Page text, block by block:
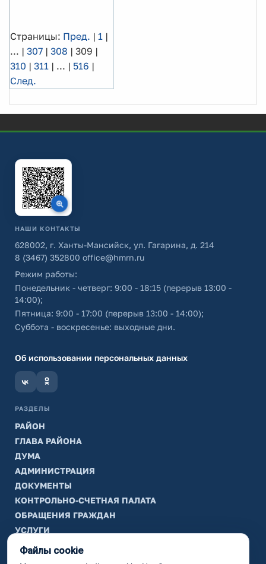
Страницы: Пред. | 1 |
... | 307 | 308 | 309 |
310 | 311 | ... | 516 |
След.
НАШИ КОНТАКТЫ
628002, г. Ханты-Мансийск, ул. Гагарина, д. 214
8 (3467) 352800 office@hmrn.ru
Режим работы:
Понедельник - четверг: 9:00 - 18:15 (перерыв 13:00 -
14:00);
Пятница: 9:00 - 17:00 (перерыв 13:00 - 14:00);
Суббота - воскресенье: выходные дни.
Об использовании персональных данных
РАЗДЕЛЫ
РАЙОН
ГЛАВА РАЙОНА
ДУМА
АДМИНИСТРАЦИЯ
ДОКУМЕНТЫ
КОНТРОЛЬНО-СЧЕТНАЯ ПАЛАТА
ОБРАЩЕНИЯ ГРАЖДАН
УСЛУГИ
ТИК
Файлы cookie